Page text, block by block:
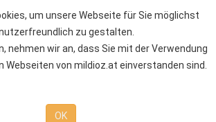
um unsere Webseite für Sie möglichst
zu gestalten.
nehmen wir an, dass Sie mit der Verwendung
Webseiten von mildioz.at einverstanden sind.
OK